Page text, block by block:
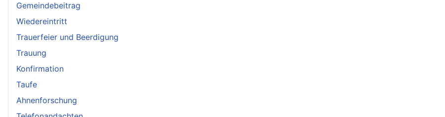
Gemeindebeitrag
Wiedereintritt
Trauerfeier und Beerdigung
Trauung
Konfirmation
Taufe
Ahnenforschung